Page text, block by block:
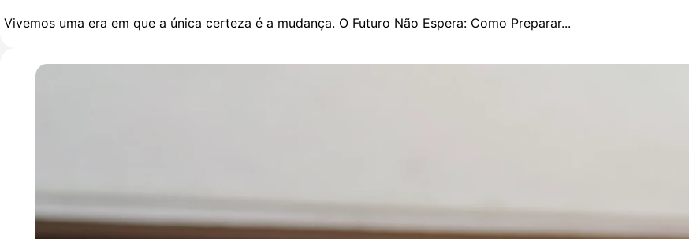
Vivemos uma era em que a única certeza é a mudança. O Futuro Não Espera: Como Preparar...